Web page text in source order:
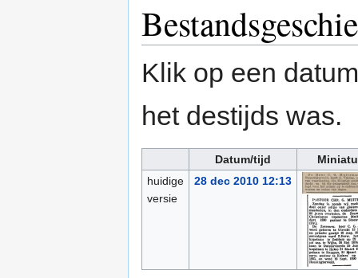
Klik op een
het destijds was.
Datum/tijd
huidige
versie
28 dec 2010 12:13